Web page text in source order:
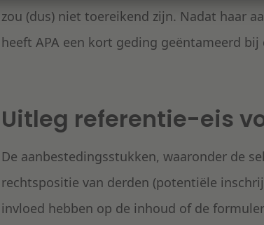
zou (dus) niet toereikend zijn. Nadat haar
heeft APA een kort geding geëntameerd
Uitleg referentie-eis
De aanbestedingsstukken, waaronder de
rechtspositie van derden (potentiële
invloed hebben op de inhoud of de